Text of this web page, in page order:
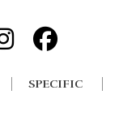
SPECIFIC